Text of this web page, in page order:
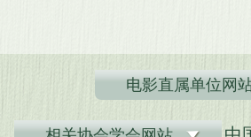
电影直属单位网